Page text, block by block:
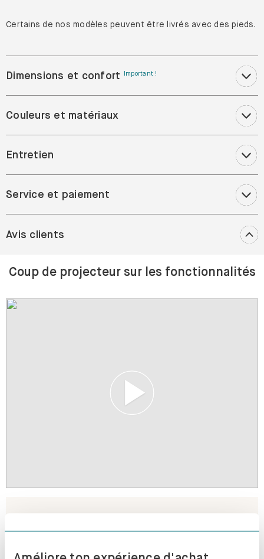
Certains de nos modèles peuvent être livrés avec des pieds.
Dimensions et confort Important !
Couleurs et matériaux
Entretien
Service et paiement
Avis clients
Coup de projecteur sur les fonctionnalités